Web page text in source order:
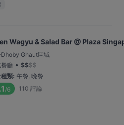
Wagyu & Salad Bar @ Plaza
Dhoby Ghaut區域
餐廳 • $$$$
類: 午餐, 晚餐
/6 110 評論